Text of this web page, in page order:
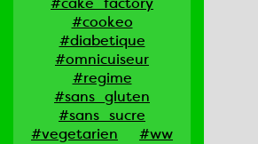
#cookeo
#diabetique
#omnicuiseur
#regime
#sans_gluten
#sans_sucre
#vegetarien
#ww